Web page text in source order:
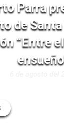
Parra
de
“Entre